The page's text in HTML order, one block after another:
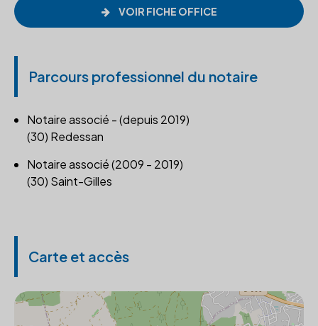
VOIR FICHE OFFICE
Parcours professionnel du notaire
Notaire associé - (depuis 2019)
(30) Redessan
Notaire associé (2009 - 2019)
(30) Saint-Gilles
Carte et accès